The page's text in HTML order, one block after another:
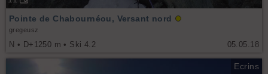
05.05.18
Pointe de Chabournéou, Versant nord
gregeusz
N • D+1250 m • Ski 4.2
Ecrins